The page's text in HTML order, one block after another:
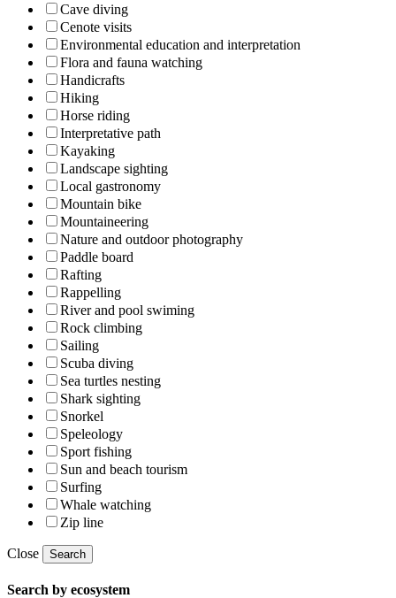
Cave diving
Cenote visits
Environmental education and interpretation
Flora and fauna watching
Handicrafts
Hiking
Horse riding
Interpretative path
Kayaking
Landscape sighting
Local gastronomy
Mountain bike
Mountaineering
Nature and outdoor photography
Paddle board
Rafting
Rappelling
River and pool swiming
Rock climbing
Sailing
Scuba diving
Sea turtles nesting
Shark sighting
Snorkel
Speleology
Sport fishing
Sun and beach tourism
Surfing
Whale watching
Zip line
Close Search
Search by ecosystem